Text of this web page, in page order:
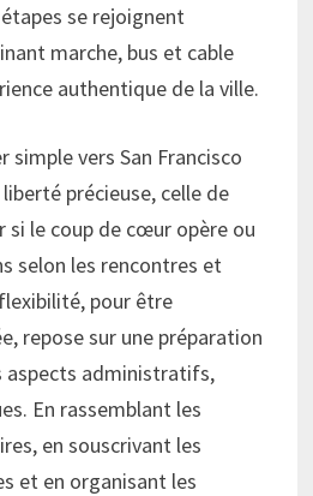
se rejoignent
marche, bus et cable
authentique de la ville.
simple vers San Francisco
précieuse, celle de
si le coup de cœur opère ou
selon les rencontres et
pour être
repose sur une préparation
aspects administratifs,
En rassemblant les
en souscrivant les
et en organisant les